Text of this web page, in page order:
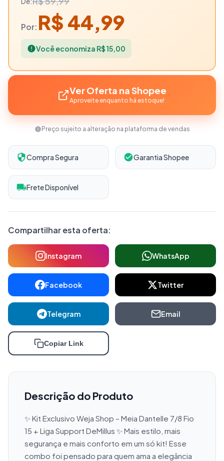
Por: R$ 44,99
Você economiza R$ 15,00
Ver Oferta na Shopee
Aproveite enquanto há estoque!
Preço sujeito a alteração na plataforma de vendas
Compra Segura Garantia Shopee
Frete Disponível
Compartilhar esta oferta:
Instagram WhatsApp
Facebook Twitter
Telegram Email
Copiar Link
Descrição do Produto
✨ Kit Exclusivo Weja Shop – Meia Dantelle 7/8 Fio
15 + Liga Support DeMillus ✨ Mais estilo, mais
segurança e mais conforto em um só kit! Esse
combo foi pensado para quem ama a elegância